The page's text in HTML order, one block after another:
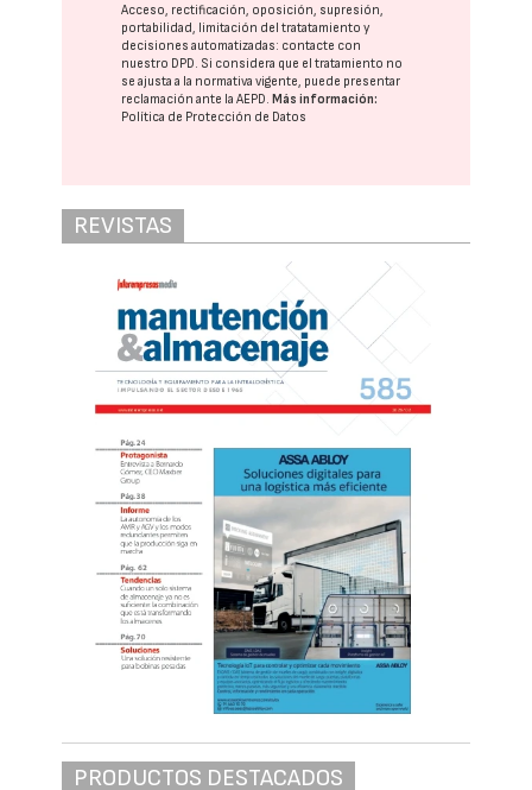
Acceso, rectificación, oposición, supresión,
portabilidad, limitación del tratatamiento y
decisiones automatizadas: contacte con
nuestro DPD. Si considera que el tratamiento no
se ajusta a la normativa vigente, puede presentar
reclamación ante laAEPD.Más información:
Política de Protección de Datos
REVISTAS
PRODUCTOS DESTACADOS